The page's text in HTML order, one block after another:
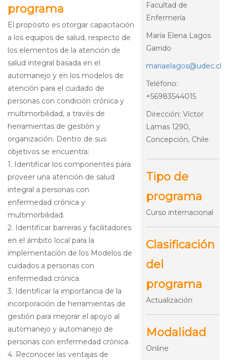
programa
El propósito es otorgar capacitación
a los equipos de salud, respecto de
los elementos de la atención de
salud integral basada en el
automanejo y en los modelos de
atención para el cuidado de
personas con condición crónica y
multimorbilidad, a través de
herramientas de gestión y
organización. Dentro de sus
objetivos se encuentra:
1. Identificar los componentes para
proveer una atención de salud
integral a personas con
enfermedad crónica y
multimorbilidad.
2. Identificar barreras y facilitadores
en el ámbito local para la
implementación de los Modelos de
cuidados a personas con
enfermedad crónica.
3. Identificar la importancia de la
incorporación de herramientas de
gestión para mejorar el apoyo al
automanejo y automanejo de
personas con enfermedad crónica.
4. Reconocer las ventajas de
Facultad de
Enfermería
María Elena Lagos
Garrido
mariaelagos@udec.cl
Teléfono:
+56983544015
Dirección: Víctor
Lamas 1290,
Concepción, Chile.
Tipo de
programa
Curso internacional
Clasificación
del
programa
Actualización
Modalidad
Online